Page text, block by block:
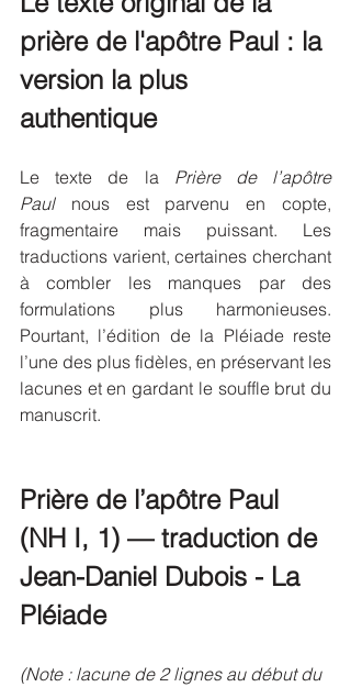
prière de l'apôtre Paul : la
version la plus
authentique
Le texte de la Prière de l’apôtre
Paul nous est parvenu en copte,
fragmentaire mais puissant. Les
traductions varient, certaines cherchant
à combler les manques par des
formulations plus harmonieuses.
Pourtant, l’édition de la Pléiade reste
l’une des plus fidèles, en préservant les
lacunes et en gardant le souffle brut du
manuscrit.
Prière de l’apôtre Paul
(NH I, 1) — traduction de
Jean-Daniel Dubois - La
Pléiade
(Note : lacune de 2 lignes au début du